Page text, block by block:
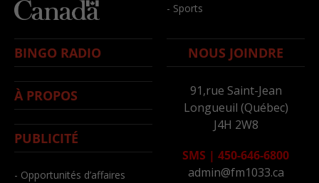
- Sports
BINGO RADIO
À PROPOS
PUBLICITÉ
- Opportunités d’affaires
NOUS JOINDRE
91,rue Saint-Jean
Longueuil (Québec)
J4H 2W8
SMS | 450-646-6800
admin@fm1033.ca